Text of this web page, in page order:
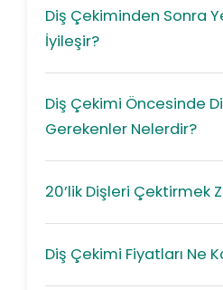
Diş Çekiminden Sonra
İyileşir?
Diş Çekimi Öncesinde
Gerekenler Nelerdir?
20’lik Dişleri Çektirmek
Diş Çekimi Fiyatları Ne